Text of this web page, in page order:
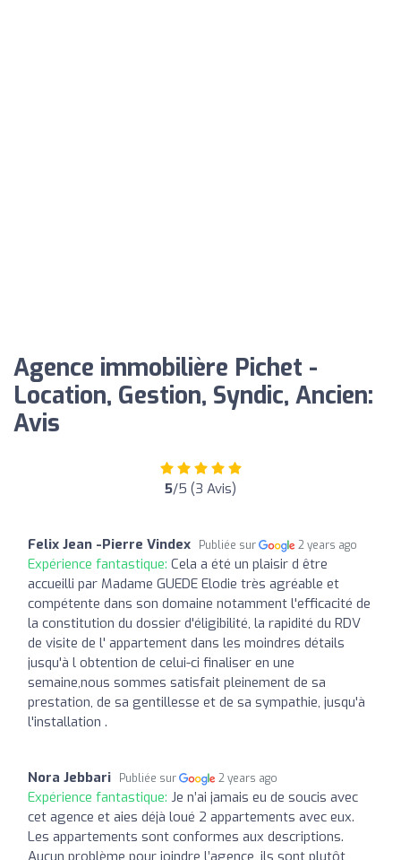
Agence immobilière Pichet -
Location, Gestion, Syndic, Ancien:
Avis
5/5 (3 Avis)
Felix Jean -Pierre Vindex Publiée sur 2 years ago
Expérience fantastique: Cela a été un plaisir d être
accueilli par Madame GUEDE Elodie très agréable et
compétente dans son domaine notamment l'efficacité de
la constitution du dossier d'éligibilité, la rapidité du RDV
de visite de l' appartement dans les moindres détails
jusqu'à l obtention de celui-ci finaliser en une
semaine,nous sommes satisfait pleinement de sa
prestation, de sa gentillesse et de sa sympathie, jusqu'à
l'installation .
Nora Jebbari Publiée sur 2 years ago
Expérience fantastique: Je n’ai jamais eu de soucis avec
cet agence et aies déjà loué 2 appartements avec eux.
Les appartements sont conformes aux descriptions.
Aucun problème pour joindre l’agence, ils sont plutôt